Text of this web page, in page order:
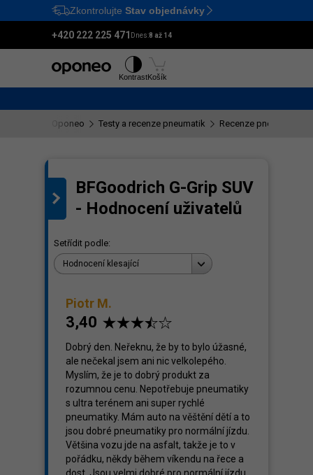
Ctrl M
Zkontrolujte Stav objednávky
+420 222 225 471 Dnes:8 až 14
KontrastKošík
Oponeo Testy a recenze pneumatik Recenze pneumatik
BFGoodrich G-Grip SUV
- Hodnocení uživatelů
Setřídit podle:
Hodnocení klesající
Piotr M.
3,40
Dobrý den. Neřeknu, že by to bylo úžasné,
ale nečekal jsem ani nic velkolepého.
Myslím, že je to dobrý produkt za
rozumnou cenu. Nepotřebuje pneumatiky
s ultra terénem ani super rychlé
pneumatiky. Mám auto na věštění dětí a to
jsou dobré pneumatiky pro normální jízdu.
Většina vozu jde na asfalt, takže je to v
pořádku, někdy během víkendu na řece a